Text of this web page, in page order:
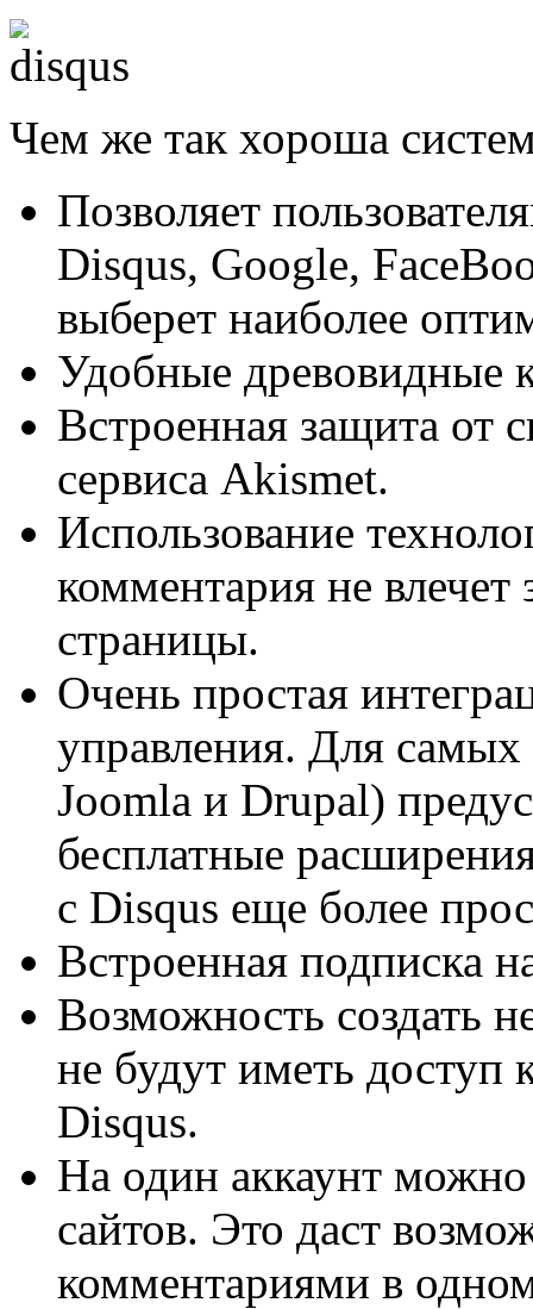
Чем же так хороша
Позволяет
Disqus, Google,
выберет наиболее
Удобные древовидные
Встроенная защита от
сервиса Akismet.
Использование
комментария не влечет
страницы.
Очень простая
управления. Для самых
Joomla и Drupal)
бесплатные
с Disqus еще более
Встроенная подписка
Возможность создать
не будут иметь доступ
Disqus.
На один аккаунт можно
сайтов. Это даст
комментариями в